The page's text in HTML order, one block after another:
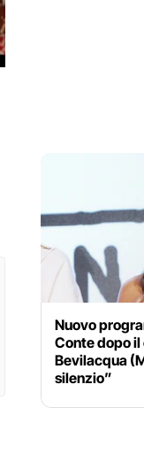
Nuovo
Conte dopo
Bevilacqua
silenzio”